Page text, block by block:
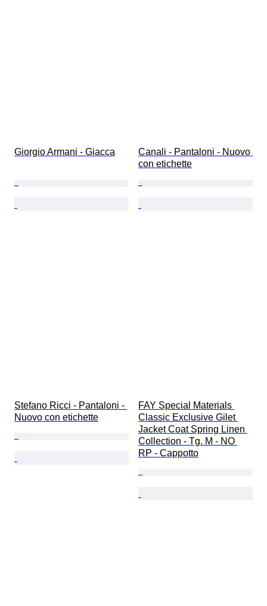
Giorgio Armani - Giacca
Canali - Pantaloni - Nuovo
con etichette
Stefano Ricci - Pantaloni -
Nuovo con etichette
FAY Special Materials
Classic Exclusive Gilet
Jacket Coat Spring Linen
Collection - Tg. M - NO
RP - Cappotto